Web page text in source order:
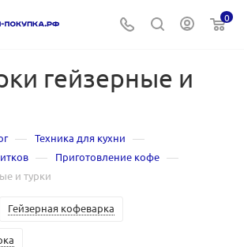
0
гейзерные и
— Техника для кухни —
— Приготовление кофе —
и турки
Гейзерная кофеварка